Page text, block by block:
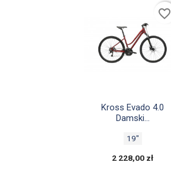
Szybki podgląd
Kross Evado 4.0
Damski...
19"
2 228,00 zł
favorite_border